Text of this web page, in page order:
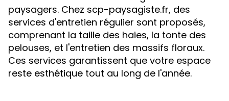
paysagers. Chez scp-paysagiste.fr, des
services d'entretien régulier sont proposés,
comprenant la taille des haies, la tonte des
pelouses, et l'entretien des massifs floraux.
Ces services garantissent que votre espace
reste esthétique tout au long de l'année.